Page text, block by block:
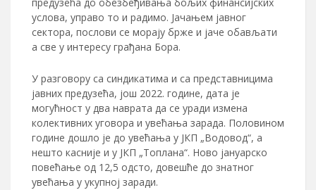
услова, управо то и радимо. Јачањем јавног
сектора, послови се морају брже и јаче обављати
а све у интересу грађана Бора.
У разговору са синдикатима и са представницима
јавних предузећа, још 2022. године, дата је
могућност у два наврата да се уради измена
колективних уговора и увећања зарада. Половином
године дошло је до увећања у ЈКП „Водовод“, а
нешто касније и у ЈКП „Топлана“. Ново јануарско
повећање од 12,5 одсто, довешће до знатног
увећања у укупној заради.